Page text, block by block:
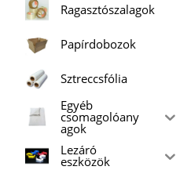
Ragasztószalagok
Papírdobozok
Sztreccsfólia
Egyéb
csomagolóany
agok
Lezáró
eszközök